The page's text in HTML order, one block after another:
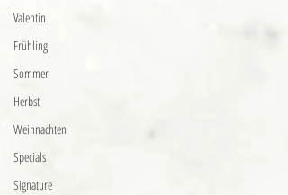
Valentin
Frühling
Sommer
Herbst
Weihnachten
Specials
Signature